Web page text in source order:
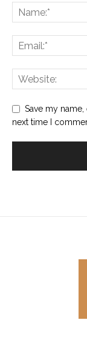
Save my
next time I